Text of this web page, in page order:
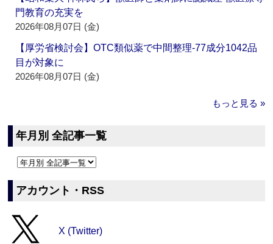
門教育の充実を
2026年08月07日 (金)
【厚労省検討会】OTC類似薬で中間整理‐77成分1042品
目が対象に
2026年08月07日 (金)
もっと見る »
年月別 全記事一覧
アカウント・RSS
X (Twitter)